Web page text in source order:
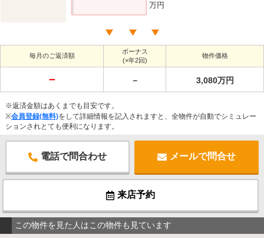
万円
毎月のご返済額
ボーナス
(×年2回)
物件価格
－ － 3,080万円
※返済金額はあくまでも目安です。
※会員登録(無料)をして詳細情報を記入されますと、全物件が自動でシミュレー
ションされとても便利になります。
電話で問合わせ メールで問合せ
来店予約
この物件を見た人はこの物件も見ています